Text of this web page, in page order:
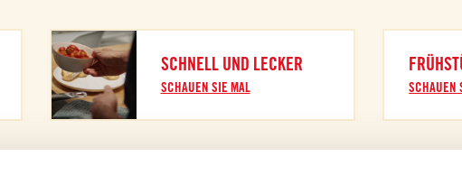
SCHNELL UND LECKER
SCHAUEN SIE MAL SCHAUEN